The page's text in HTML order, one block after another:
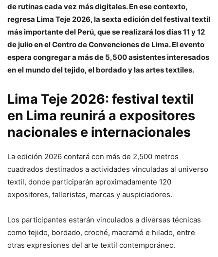
de rutinas cada vez más digitales. En ese contexto,
regresa Lima Teje 2026, la sexta edición del festival textil
más importante del Perú, que se realizará los días 11 y 12
de julio en el Centro de Convenciones de Lima. El evento
espera congregar a más de 5,500 asistentes interesados
en el mundo del tejido, el bordado y las artes textiles.
Lima Teje 2026: festival textil
en Lima reunirá a expositores
nacionales e internacionales
La edición 2026 contará con más de 2,500 metros
cuadrados destinados a actividades vinculadas al universo
textil, donde participarán aproximadamente 120
expositores, talleristas, marcas y auspiciadores.
Los participantes estarán vinculados a diversas técnicas
como tejido, bordado, croché, macramé e hilado, entre
otras expresiones del arte textil contemporáneo.